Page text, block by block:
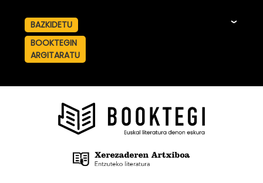
BAZKIDETU
BOOKTEGIN
ARGITARATU